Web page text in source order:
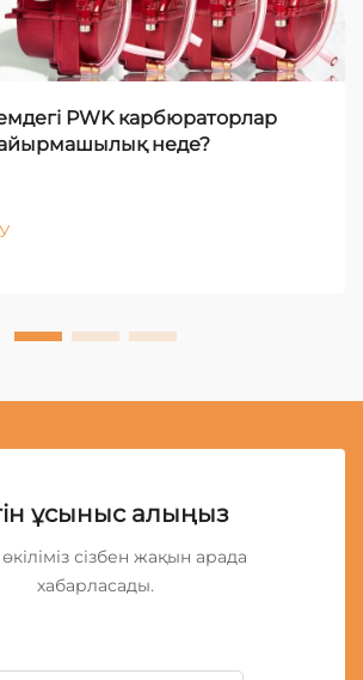
PWK карбюраторлар
неде?
ұсыныс алыңыз
өкіліміз сізбен жақын арада
хабарласады.